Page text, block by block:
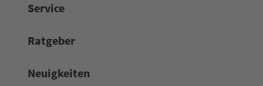
Service
Rat­ge­ber
Neuigkeiten